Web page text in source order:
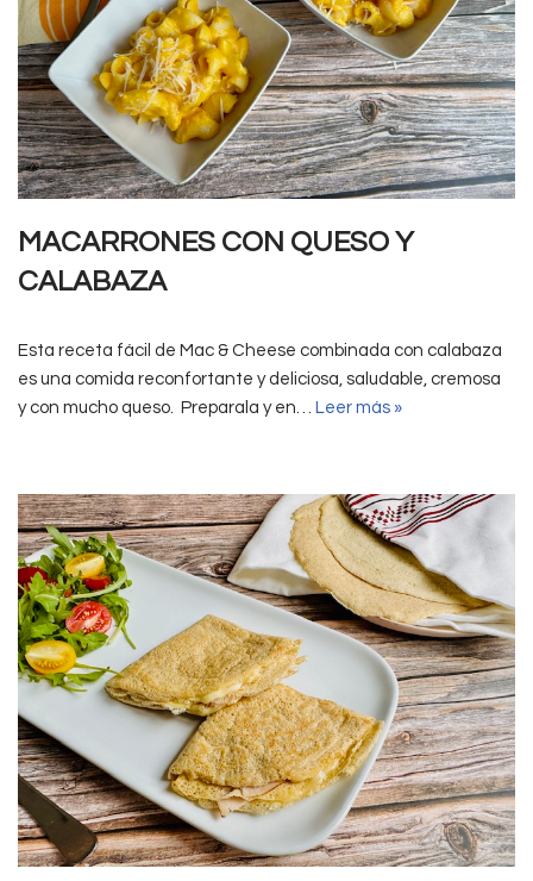
MACARRONES CON QUESO Y
CALABAZA
Esta receta fácil de Mac & Cheese combinada con calabaza
es una comida reconfortante y deliciosa, saludable, cremosa
y con mucho queso. Preparala y en…
Leer más »